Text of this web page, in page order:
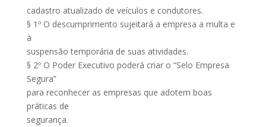
cadastro atualizado de veículos e condutores.
§ 1º O descumprimento sujeitará a empresa a multa e
à
suspensão temporária de suas atividades.
§ 2º O Poder Executivo poderá criar o “Selo Empresa
Segura”
para reconhecer as empresas que adotem boas
práticas de
segurança.